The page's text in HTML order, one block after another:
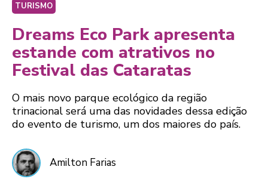
TURISMO
Dreams Eco Park apresenta
estande com atrativos no
Festival das Cataratas
O mais novo parque ecológico da região
trinacional será uma das novidades dessa edição
do evento de turismo, um dos maiores do país.
Amilton Farias